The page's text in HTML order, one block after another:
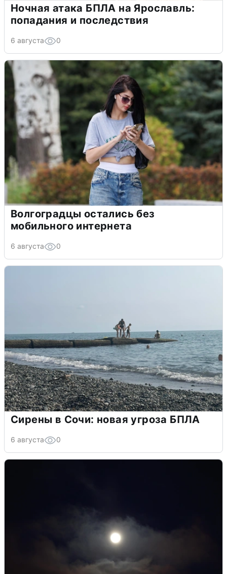
Ночная атака БПЛА на Ярославль:
попадания и последствия
6 августа 0
Волгоградцы остались без
мобильного интернета
6 августа 0
Сирены в Сочи: новая угроза БПЛА
6 августа 0